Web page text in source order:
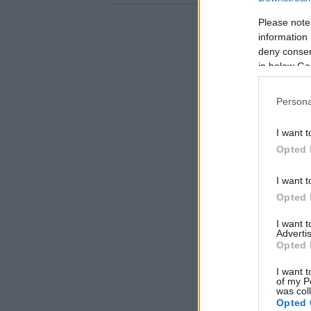
Please
information
deny
in below
I want
Opted
I want
Opted
I want
Opted
I want
of my
was
Opted